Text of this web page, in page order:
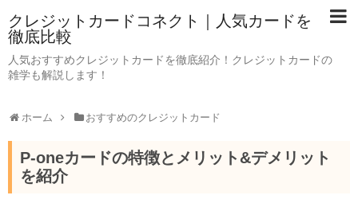
クレジットカードコネクト｜人気カードを
徹底比較
人気おすすめクレジットカードを徹底紹介！クレジットカードの
雑学も解説します！
ホーム おすすめのクレジットカード
P-oneカードの特徴とメリット&デメリット
を紹介